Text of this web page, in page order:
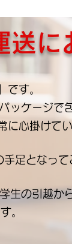
に
です。
ッケージで
に心掛けて
足となって
生の引越か
。